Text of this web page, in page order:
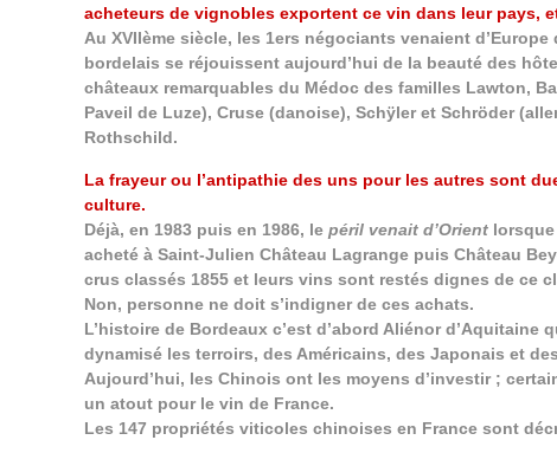
acheteurs de vignobles exportent ce vin dans leur pays,
Au XVIIème siècle, les 1ers négociants venaient
bordelais se réjouissent aujourd’hui de la beauté des
châteaux remarquables du Médoc des familles Lawton,
Paveil de Luze), Cruse (danoise), Schÿler et Schröder
Rothschild.
La frayeur ou l’antipathie des uns pour les autres sont
culture.
Déjà, en 1983 puis en 1986, lepéril venait d’Orient
acheté à Saint-Julien Château Lagrange puis Château
crus classés 1855 et leurs vins sont restés dignes de ce
Non, personne ne doit s’indigner de ces achats.
L’histoire de Bordeaux c’est d’abord Aliénor
dynamisé les terroirs, des Américains, des Japonais et
Aujourd’hui, les Chinois ont les moyens d’investir ;
un atout pour le vin de France.
Les 147 propriétés viticoles chinoises en France sont